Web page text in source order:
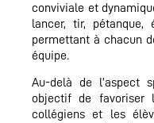
conviviale et
lancer, tir, pétanque,
permettant à chacun
équipe.
Au-delà de l’aspect
objectif de favoriser
collégiens et les